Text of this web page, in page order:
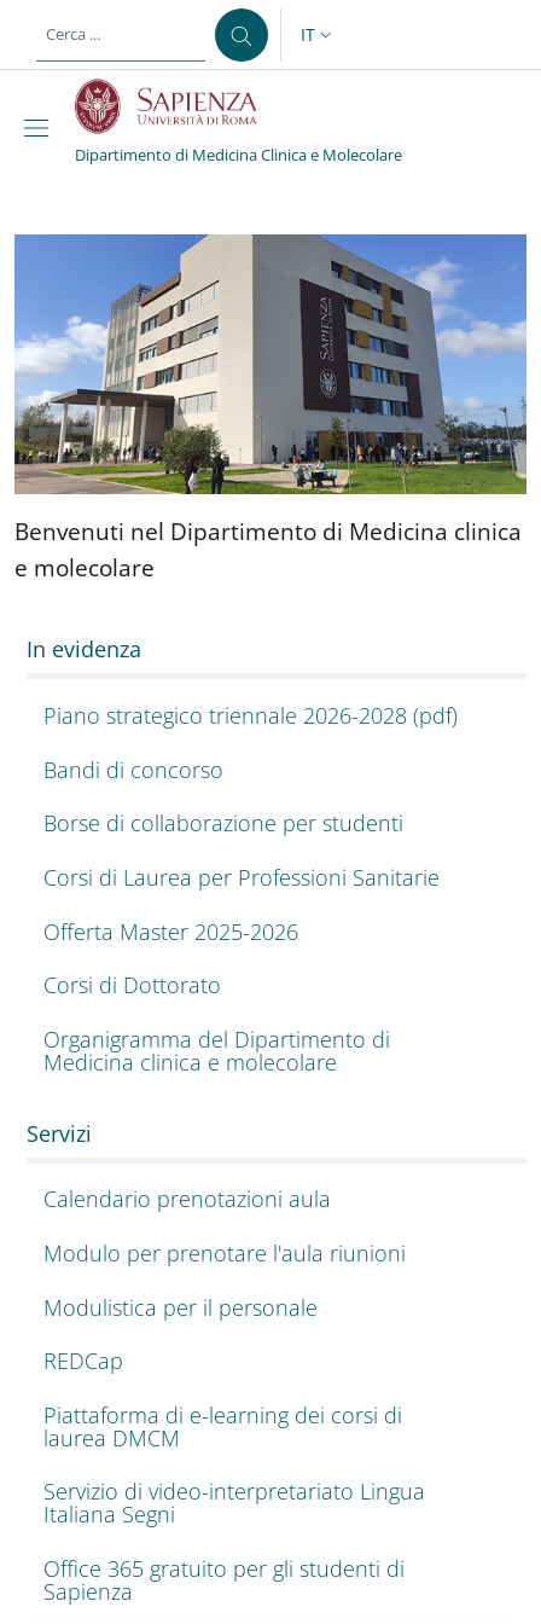
al contenuto principale
SELETTORE LINGUA:
IT
Dipartimento di Medicina Clinica e Molecolare
Benvenuti nel
Benvenuti nel Dipartimento di Medicina clinica
e molecolare
In evidenza
Piano strategico triennale 2026-2028 (pdf)
Bandi di concorso
Borse di collaborazione per studenti
Corsi di Laurea per Professioni Sanitarie
Offerta Master 2025-2026
Corsi di Dottorato
Organigramma del Dipartimento di
Medicina clinica e molecolare
Servizi
Calendario prenotazioni aula
Modulo per prenotare l'aula riunioni
Modulistica per il personale
REDCap
Piattaforma di e-learning dei corsi di
laurea DMCM
Servizio di video-interpretariato Lingua
Italiana Segni
Office 365 gratuito per gli studenti di
Sapienza